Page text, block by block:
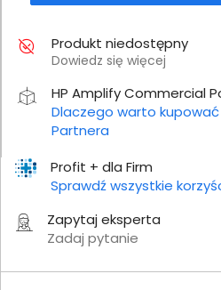
Profit + dla Firm
Sprawdź wszystkie
Zapytaj eksperta
Zadaj pytanie
Produkt niedostępny
Dowiedz się więcej
HP Amplify Commercial
Dlaczego warto
Partnera